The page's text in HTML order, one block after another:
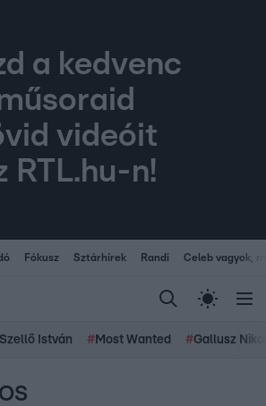
a kedvenc
videóit
RTL.hu-n!
Fókusz Sztárhírek Randi Celeb vagyok,
Szellő István # Most Wanted #Gallusz